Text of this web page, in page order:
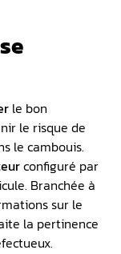
le bon
le risque de
le cambouis.
configuré par
Branchée à
sur le
la pertinence